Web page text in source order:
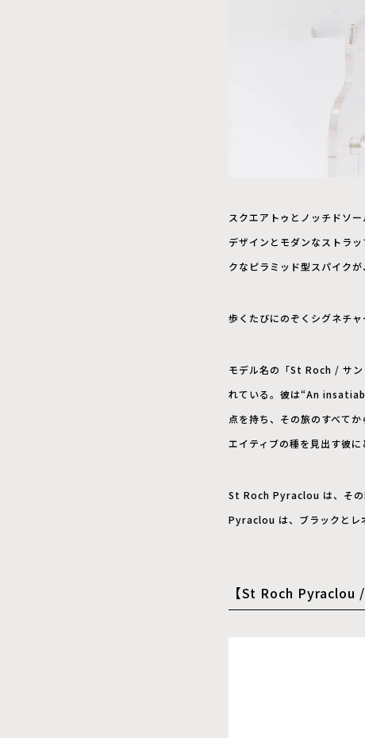
スクエアトゥとノッチドソ
デザインとモダンなストラ
クなピラミッド型スパイク
歩くたびにのぞくシグネチ
モデル名の「St Roch / サン
れている。彼は“An
点を持ち、その旅のすべて
エイティブの種を見出す彼
St Roch Pyraclou は、その
Pyraclou は、ブラックとレ
【St Roch Pyraclou